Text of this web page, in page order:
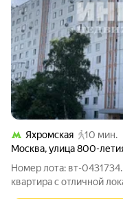
Яхромская
10 мин.
Москва,улица 800-
Номер лота: вт-
квартира с отличной